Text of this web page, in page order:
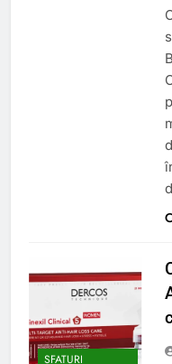
SFATURI